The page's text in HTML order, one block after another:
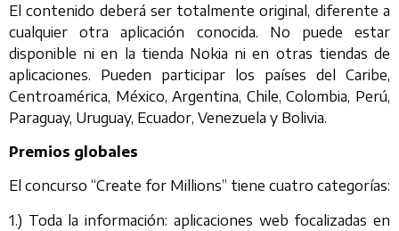
El contenido deberá ser totalmente original, diferente a
cualquier otra aplicación conocida. No puede estar
disponible ni en la tienda Nokia ni en otras tiendas de
aplicaciones. Pueden participar los países del Caribe,
Centroamérica, México, Argentina, Chile, Colombia, Perú,
Paraguay, Uruguay, Ecuador, Venezuela y Bolivia.
Premios globales
El concurso “Create for Millions” tiene cuatro categorías:
1.) Toda la información: aplicaciones web focalizadas en